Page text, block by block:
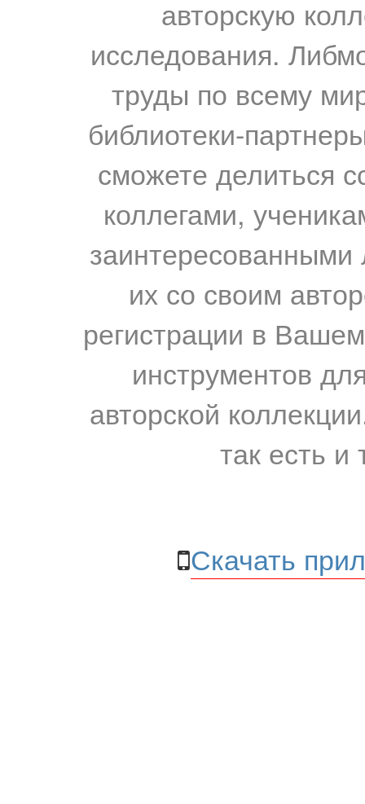
авторскую
исследования.
труды по всему
библиотеки-
сможете делиться
коллегами,
их со своим
регистрации в
инструментов
авторской
так есть и
Скачать